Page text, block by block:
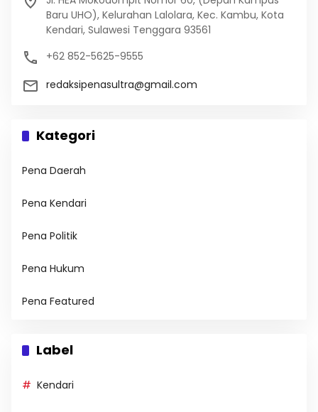
Baru UHO), Kelurahan Lalolara, Kec. Kambu, Kota
Kendari, Sulawesi Tenggara 93561
+62 852-5625-9555
redaksipenasultra@gmail.com
Kategori
Pena Daerah
Pena Kendari
Pena Politik
Pena Hukum
Pena Featured
Label
Kendari